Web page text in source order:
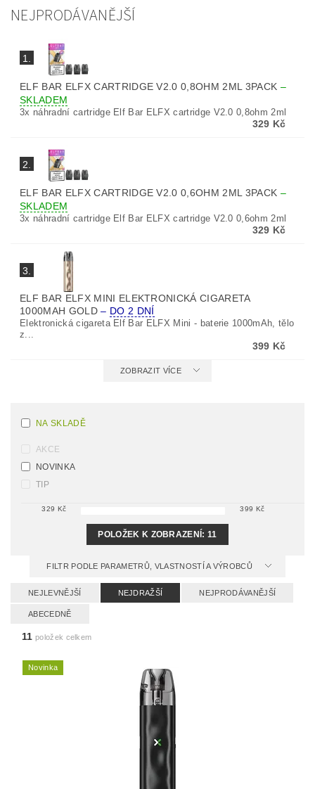
NEJPRODÁVANĚJŠÍ
1.
ELF BAR ELFX CARTRIDGE V2.0 0,8OHM 2ML 3PACK –
SKLADEM
3x náhradní cartridge Elf Bar ELFX cartridge V2.0 0,8ohm 2ml
329 Kč
2.
ELF BAR ELFX CARTRIDGE V2.0 0,6OHM 2ML 3PACK –
SKLADEM
3x náhradní cartridge Elf Bar ELFX cartridge V2.0 0,6ohm 2ml
329 Kč
3.
ELF BAR ELFX MINI ELEKTRONICKÁ CIGARETA
1000MAH GOLD– DO 2 DNÍ
Elektronická cigareta Elf Bar ELFX Mini - baterie 1000mAh, tělo
z...
399 Kč
ZOBRAZIT VÍCE
NA SKLADĚ
AKCE
NOVINKA
TIP
329 Kč 399 Kč
POLOŽEK K ZOBRAZENÍ:11
FILTR PODLE PARAMETRŮ, VLASTNOSTÍ A VÝROBCŮ
NEJLEVNĚJŠÍ NEJDRAŽŠÍ NEJPRODÁVANĚJŠÍ
ABECEDNĚ
11 položek celkem
Novinka